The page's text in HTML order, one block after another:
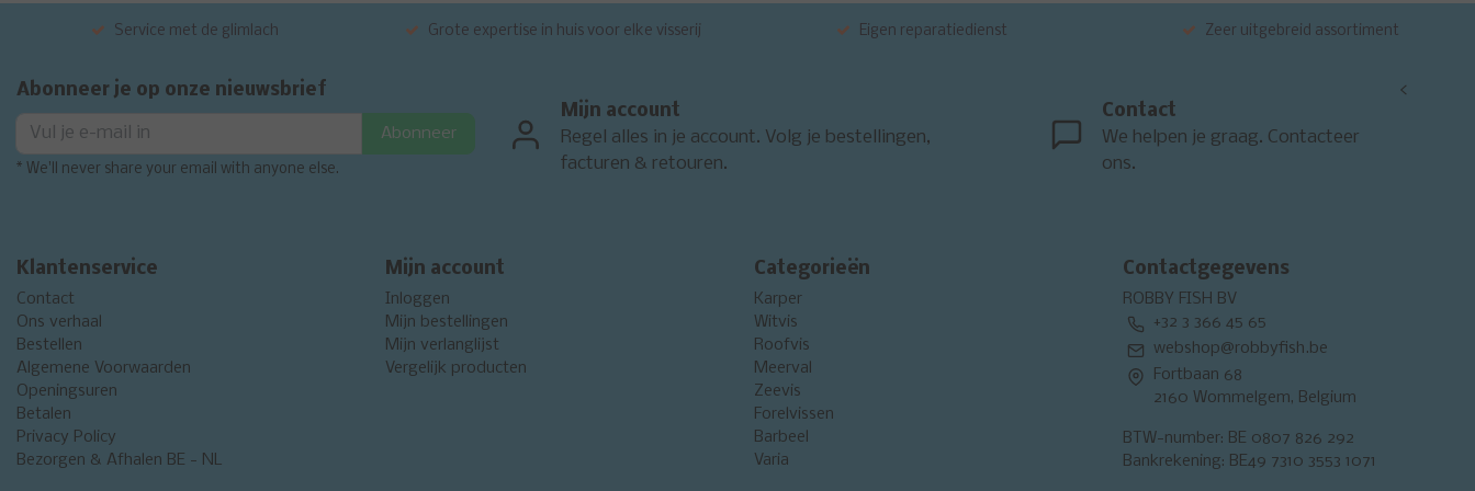
Service met de glimlach Grote expertise in huis voor elke visserij Eigen reparatiedienst Zeer uitgebreid assortiment
Abonneer je op onze nieuwsbrief
Abonneer
* We'll never share your email with anyone else.
Mijn account
Regel alles in je account. Volg je bestellingen,
facturen & retouren.
Contact
We helpen je graag. Contacteer
ons.
<
Klantenservice
Contact
Ons verhaal
Bestellen
Algemene Voorwaarden
Openingsuren
Betalen
Privacy Policy
Bezorgen & Afhalen BE - NL
Mijn account
Inloggen
Mijn bestellingen
Mijn verlanglijst
Vergelijk producten
Categorieën
Karper
Witvis
Roofvis
Meerval
Zeevis
Forelvissen
Barbeel
Varia
Contactgegevens
ROBBY FISH BV
+32 3 366 45 65
webshop@robbyfish.be
Fortbaan 68
2160 Wommelgem, Belgium
BTW-number: BE 0807 826 292
Bankrekening: BE49 7310 3553 1071